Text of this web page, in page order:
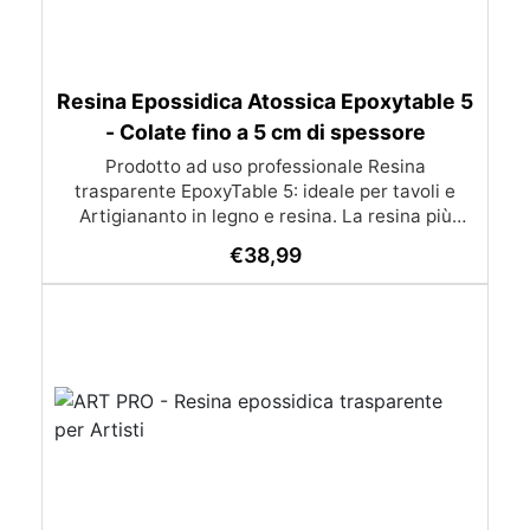
Resina Epossidica Atossica Epoxytable 5
- Colate fino a 5 cm di spessore
Prodotto ad uso professionale Resina
trasparente EpoxyTable 5: ideale per tavoli e
Artigiananto in legno e resina. La resina più
perfetta per colate di alto spessore fino a 5 cm.
Applicazioni Principali: Realizzazione di tavoli in
monete, pietre, ecc) Colate riempitive in
spessore dentro stampi e cassaforme
Caratteristiche principali: ✅ Bassissima
€38,99